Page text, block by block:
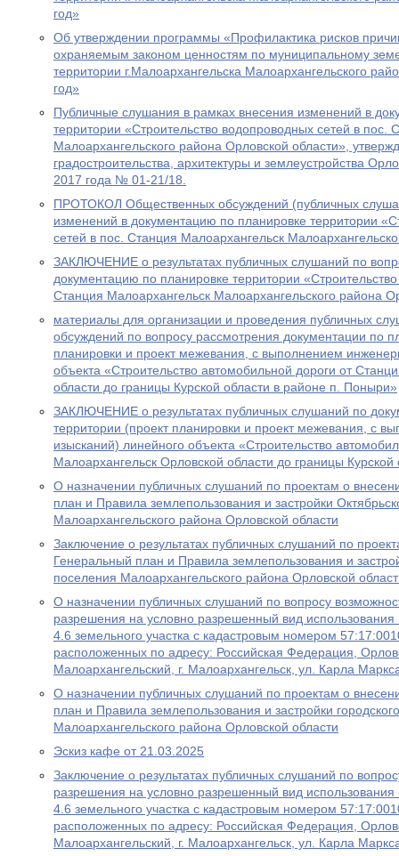
год»
Об утверждении программы «Профилактика рисков
охраняемым законом ценностям по муниципальному
территории г.Малоархангельска Малоархангельского
год»
Публичные слушания в рамках внесения изменений в
территории «Строительство водопроводных сетей в пос.
Малоархангельского района Орловской области»,
градостроительства, архитектуры и землеустройства
2017 года № 01-21/18.
ПРОТОКОЛ Общественных обсуждений (публичных
изменений в документацию по планировке территории
сетей в пос. Станция Малоархангельск
ЗАКЛЮЧЕНИЕ o результатах публичных слушаний по
документацию по планировке территории
Станция Малоархангельск Малоархангельского района
материалы для организации и проведения публичных
обсуждений по вопросу рассмотрения документации по
планировки и проект межевания, с выполнением
объекта «Строительство автомобильной дороги от
области до границы Курской области в районе п. Поныри»
ЗАКЛЮЧЕНИЕ о результатах публичных слушаний по
территории (проект планировки и проект межевания, с
изысканий) линейного объекта «Строительство
Малоархангельск Орловской области до границы
О назначении публичных слушаний по проектам о
план и Правила землепользования и застройки
Малоархангельского района Орловской области
Заключение о результатах публичных слушаний по
Генеральный план и Правила землепользования и
поселения Малоархангельского района Орловской
О назначении публичных слушаний по вопросу
разрешения на условно разрешенный вид
4.6 земельного участка с кадастровым номером
расположенных по адресу: Российская Федерация,
Малоархангельский, г. Малоархангельск, ул. Карла
О назначении публичных слушаний по проектам о
план и Правила землепользования и застройки
Малоархангельского района Орловской области
Эскиз кафе от 21.03.2025
Заключение о результатах публичных слушаний по
разрешения на условно разрешенный вид
4.6 земельного участка с кадастровым номером
расположенных по адресу: Российская Федерация,
Малоархангельский, г. Малоархангельск, ул. Карла